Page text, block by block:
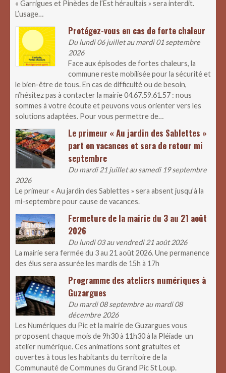
« Garrigues et Pinèdes de l’Est héraultais » sera interdit.
L’usage…
Protégez-vous en cas de forte chaleur
Du lundi 06 juillet au mardi 01 septembre
2026
Face aux épisodes de fortes chaleurs, la
commune reste mobilisée pour la sécurité et
le bien-être de tous. En cas de difficulté ou de besoin,
n’hésitez pas à contacter la mairie 04.67.59.61.57 : nous
sommes à votre écoute et peuvons vous orienter vers les
solutions adaptées. Pour vous permettre de…
Le primeur « Au jardin des Sablettes »
part en vacances et sera de retour mi
septembre
Du mardi 21 juillet au samedi 19 septembre
2026
Le primeur « Au jardin des Sablettes » sera absent jusqu’à la
mi-septembre pour cause de vacances.
Fermeture de la mairie du 3 au 21 août
2026
Du lundi 03 au vendredi 21 août 2026
La mairie sera fermée du 3 au 21 août 2026. Une permanence
des élus sera assurée les mardis de 15h à 17h
Programme des ateliers numériques à
Guzargues
Du mardi 08 septembre au mardi 08
décembre 2026
Les Numériques du Pic et la mairie de Guzargues vous
proposent chaque mois de 9h30 à 11h30 à la Pléiade un
atelier numérique. Ces animations sont gratuites et
ouvertes à tous les habitants du territoire de la
Communauté de Communes du Grand Pic St Loup.